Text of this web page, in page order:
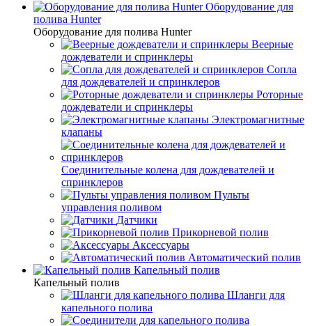
Оборудование для
полива Hunter
Оборудование для полива Hunter
Веерные
дождеватели и спринклеры
Сопла
для дождевателей и спринклеров
Роторные
дождеватели и спринклеры
Электромагнитные
клапаны
Соединительные колена для дождевателей и
спринклеров
Пульты
управления поливом
Датчики
Прикорневой полив
Аксессуары
Автоматический полив
Капельный полив
Капельный полив
Шланги для
капельного полива